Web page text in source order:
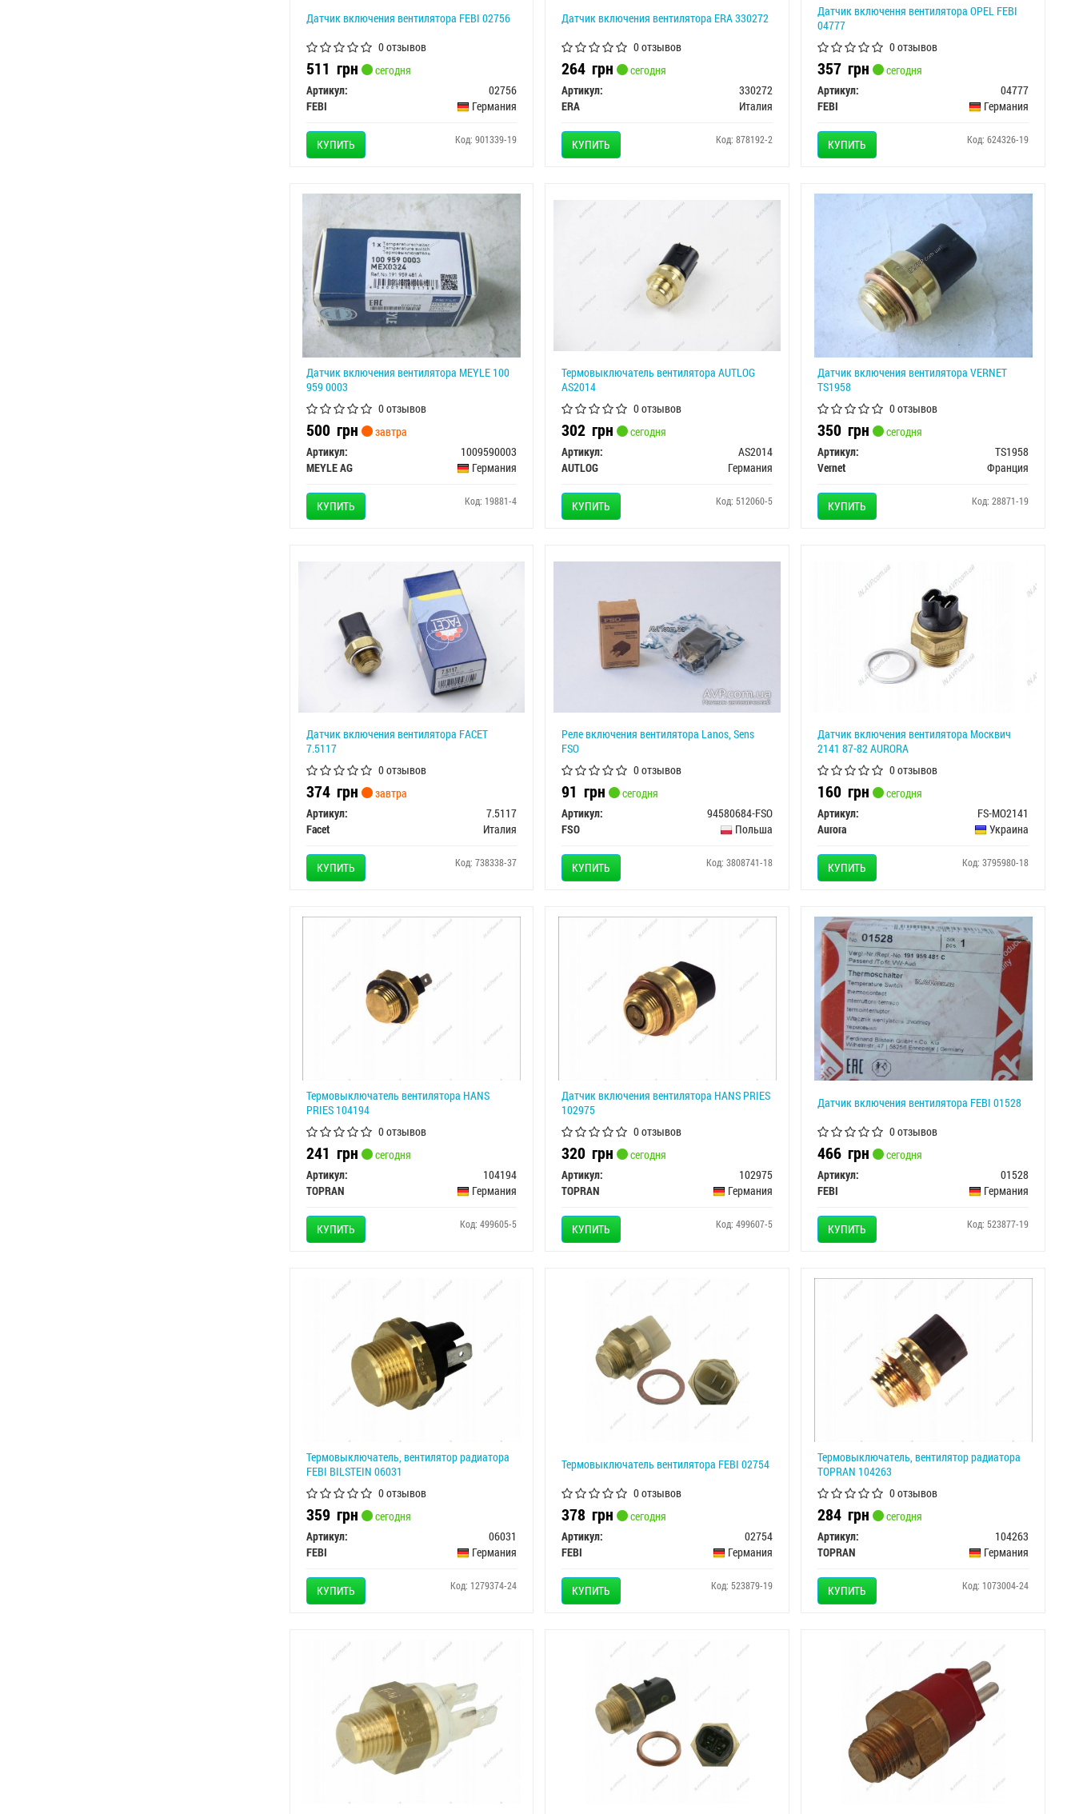
Датчик включения вентилятора FEBI 02756
0 отзывов
511 грн
сегодня
Артикул:
02756
FEBI
Германия
КУПИТЬ Код: 901339-19
Датчик включения вентилятора ERA 330272
0 отзывов
264грн
сегодня
Артикул:
330272
ERA
Италия
КУПИТЬ Код: 878192-2
Датчик включення вентилятора OPEL FEBI
04777
0 отзывов
357грн
сегодня
Артикул:
04777
FEBI
Германия
КУПИТЬ Код: 624326-19
Датчик включения вентилятора MEYLE 100
959 0003
0 отзывов
500 грн
завтра
Артикул:
1009590003
MEYLE AG
Германия
КУПИТЬ Код: 19881-4
Термовыключатель вентилятора AUTLOG
AS2014
0 отзывов
302грн
сегодня
Артикул:
AS2014
AUTLOG
Германия
КУПИТЬ Код: 512060-5
Датчик включения вентилятора VERNET
TS1958
0 отзывов
350грн
сегодня
Артикул:
TS1958
Vernet
Франция
КУПИТЬ Код: 28871-19
Датчик включения вентилятора FACET
7.5117
0 отзывов
374 грн
завтра
Артикул:
7.5117
Facet
Италия
КУПИТЬ Код: 738338-37
Реле включения вентилятора Lanos, Sens
FSO
0 отзывов
91грн
сегодня
Артикул:
94580684-FSO
FSO
Польша
КУПИТЬ Код: 3808741-18
Датчик включения вентилятора Москвич
2141 87-82 AURORA
0 отзывов
160грн
сегодня
Артикул:
FS-MO2141
Aurora
Украина
КУПИТЬ Код: 3795980-18
Термовыключатель вентилятора HANS
PRIES 104194
0 отзывов
241 грн
сегодня
Артикул:
104194
TOPRAN
Германия
КУПИТЬ Код: 499605-5
Датчик включения вентилятора HANS PRIES
102975
0 отзывов
320грн
сегодня
Артикул:
102975
TOPRAN
Германия
КУПИТЬ Код: 499607-5
Датчик включения вентилятора FEBI 01528
0 отзывов
466грн
сегодня
Артикул:
01528
FEBI
Германия
КУПИТЬ Код: 523877-19
Термовыключатель, вентилятор радиатора
FEBI BILSTEIN 06031
0 отзывов
359 грн
сегодня
Артикул:
06031
FEBI
Германия
КУПИТЬ Код: 1279374-24
Термовыключатель вентилятора FEBI 02754
0 отзывов
378грн
сегодня
Артикул:
02754
FEBI
Германия
КУПИТЬ Код: 523879-19
Термовыключатель, вентилятор радиатора
TOPRAN 104263
0 отзывов
284грн
сегодня
Артикул:
104263
TOPRAN
Германия
КУПИТЬ Код: 1073004-24